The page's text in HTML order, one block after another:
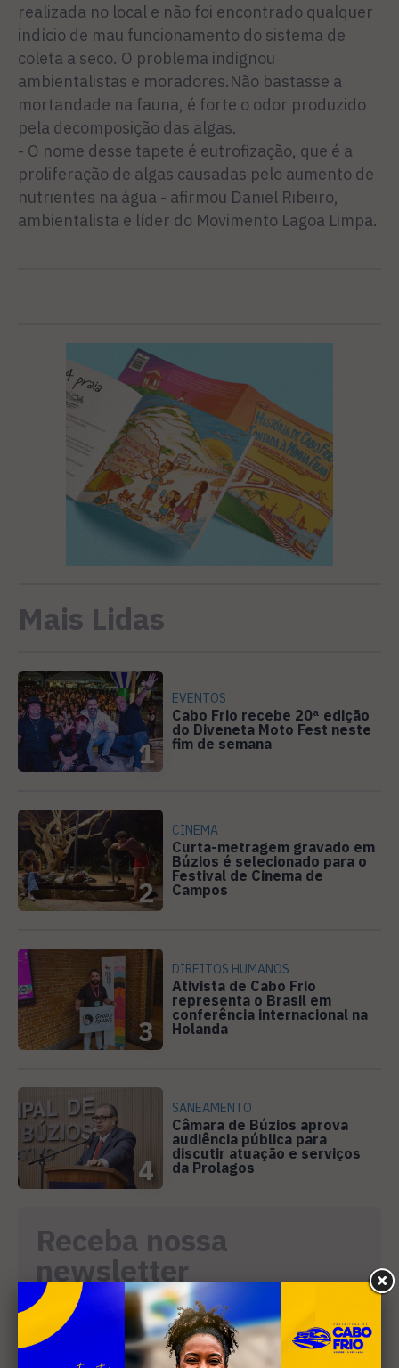
realizada no local e não foi encontrado qualquer
indício de mau funcionamento do sistema de
coleta a seco. O problema indignou
ambientalistas e moradores.Não bastasse a
mortandade na fauna, é forte o odor produzido
pela decomposição das algas.
- O nome desse tapete é eutrofização, que é a
proliferação de algas causadas pelo aumento de
nutrientes na água - afirmou Daniel Ribeiro,
ambientalista e líder do Movimento Lagoa Limpa.
Mais Lidas
1
EVENTOS
Cabo Frio recebe 20ª edição
do Diveneta Moto Fest neste
fim de semana
2
CINEMA
Curta-metragem gravado em
Búzios é selecionado para o
Festival de Cinema de
Campos
3
DIREITOS HUMANOS
Ativista de Cabo Frio
representa o Brasil em
conferência internacional na
Holanda
4
SANEAMENTO
Câmara de Búzios aprova
audiência pública para
discutir atuação e serviços
da Prolagos
Receba nossa
newsletter